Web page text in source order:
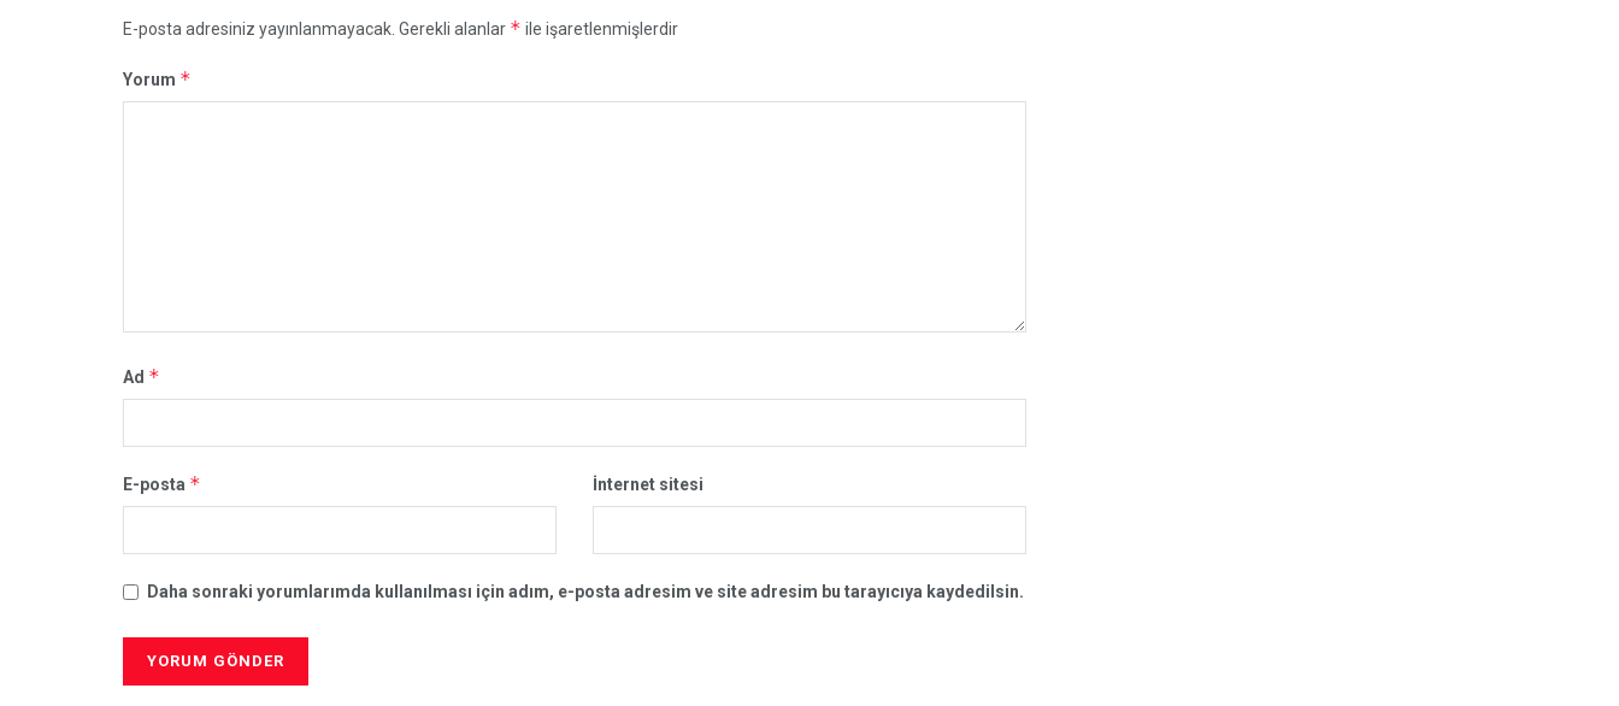
E-posta adresiniz yayınlanmayacak. Gerekli alanlar * ile işaretlenmişlerdir
Yorum *
Ad *
E-posta * İnternet sitesi
Daha sonraki yorumlarımda kullanılması için adım, e-posta adresim ve site adresim bu tarayıcıya kaydedilsin.